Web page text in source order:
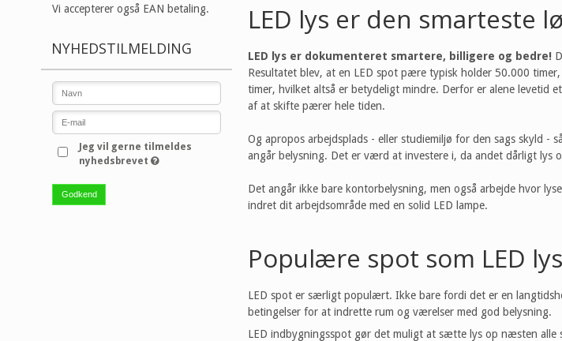
Vi accepterer også EAN betaling.
NYHEDSTILMELDING
Jeg vil gerne tilmeldes
nyhedsbrevet
Godkend
LED lys er den smarteste
LED lys er dokumenteret smartere, billigere og bedre!
Resultatet blev, at en LED spot pære typisk holder 50.000
timer, hvilket altså er betydeligt mindre. Derfor er alene levetid
af at skifte pærer hele tiden.
Og apropos arbejdsplads - eller studiemiljø for den sags skyld -
angår belysning. Det er værd at investere i, da andet dårligt
Det angår ikke bare kontorbelysning, men også arbejde hvor
indret dit arbejdsområde med en solid LED lampe.
Populære spot som LED lys
LED spot er særligt populært. Ikke bare fordi det er en
betingelser for at indrette rum og værelser med god belysning.
LED indbygningsspot gør det muligt at sætte lys op næsten